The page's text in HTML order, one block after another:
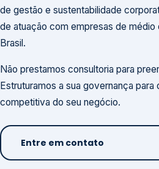
de gestão e sustentabilidade
de atuação com empresas de
Brasil.
Não prestamos consultoria para
Estruturamos a sua governança para
competitiva do seu negócio.
Entre em contato